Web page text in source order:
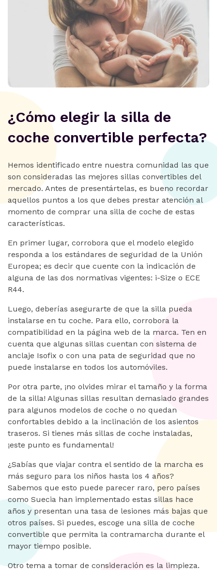
¿Cómo elegir la silla de
coche convertible perfecta?
Hemos identificado entre nuestra comunidad las que
son consideradas las mejores sillas convertibles del
mercado. Antes de presentártelas, es bueno recordar
aquellos puntos a los que debes prestar atención al
momento de comprar una silla de coche de estas
características.
En primer lugar, corrobora que el modelo elegido
responda a los estándares de seguridad de la Unión
Europea; es decir que cuente con la indicación de
alguna de las dos normativas vigentes: i-Size o ECE
R44.
Luego, deberías asegurarte de que la silla pueda
instalarse en tu coche. Para ello, corrobora la
compatibilidad en la página web de la marca. Ten en
cuenta que algunas sillas cuentan con sistema de
anclaje Isofix o con una pata de seguridad que no
puede instalarse en todos los automóviles.
Por otra parte, ¡no olvides mirar el tamaño y la forma
de la silla! Algunas sillas resultan demasiado grandes
para algunos modelos de coche o no quedan
confortables debido a la inclinación de los asientos
traseros. Si tienes más sillas de coche instaladas,
¡este punto es fundamental!
¿Sabías que viajar contra el sentido de la marcha es
más seguro para los niños hasta los 4 años?
Sabemos que esto puede parecer raro, pero países
como Suecia han implementado estas sillas hace
años y presentan una tasa de lesiones más bajas que
otros países. Si puedes, escoge una silla de coche
convertible que permita la contramarcha durante el
mayor tiempo posible.
Otro tema a tomar de consideración es la limpieza.